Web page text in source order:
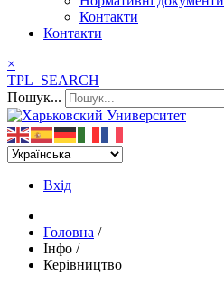
Контакти
Контакти
×
TPL_SEARCH
Пошук...
Вхід
Головна /
Інфо /
Керівництво